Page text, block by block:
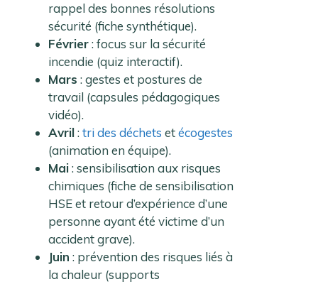
rappel des bonnes résolutions
sécurité (fiche synthétique).
Février: focus sur la sécurité
incendie (quiz interactif).
Mars : gestes et postures de
travail (capsules pédagogiques
vidéo).
Avril:tri des déchets etécogestes
(animation en équipe).
Mai: sensibilisation aux risques
chimiques (fiche de sensibilisation
HSE et retour d’expérience d’une
personne ayant été victime d’un
accident grave).
Juin : prévention des risques liés à
la chaleur (supports